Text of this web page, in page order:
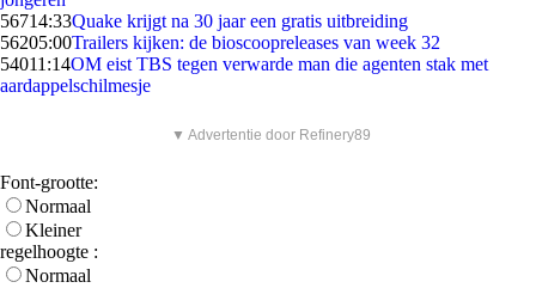
56714:33Quake krijgt na 30 jaar een gratis uitbreiding
56205:00Trailers kijken: de bioscoopreleases van week 32
54011:14OM eist TBS tegen verwarde man die agenten stak met
aardappelschilmesje
▼ Advertentie door Refinery89
Font-grootte:
Normaal
Kleiner
regelhoogte :
Normaal